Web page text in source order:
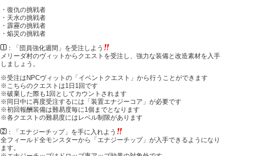
・復仇の挑戦者
・天水の挑戦者
・霹靂の挑戦者
・焔災の挑戦者
：「団員強化週間」を受注しよう
メリーダ村のヴィットからクエストを受注し、強力な装備と改造素材を入手
しましょう。
※受注はNPCヴィットの「イベントクエスト」から行うことができます
※こちらのクエストは1日1回です
※破棄した際も1回としてカウントされます
※同日中に再度受注するには「装置エナジーコア」が必要です
※初回報酬装備は難易度毎に1個までとなります
※各クエストの難易度にはレベル制限があります
：「エナジーチップ」を手に入れよう
全フィールド全モンスターから「エナジーチップ」が入手できるようになり
ます。